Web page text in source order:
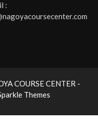
:
COURSE CENTER -
Themes